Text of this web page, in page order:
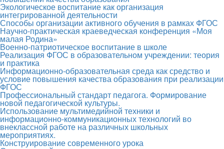
Экологическое воспитание как организация
интегрированной деятельности
Способы организации активного обучения в рамках ФГОС
Научно-практическая краеведческая конференция «Моя
малая Родина»
Военно-патриотическое воспитание в школе
Реализация ФГОС в образовательном учреждении: теория
и практика
Информационно-образовательная среда как средство и
условие повышения качества образования при реализации
ФГОС
Профессиональный стандарт педагога. Формирование
новой педагогической культуры.
Использование мультимедийной техники и
информационно-коммуникационных технологий во
внеклассной работе на различных школьных
мероприятиях.
Конструирование современного урока